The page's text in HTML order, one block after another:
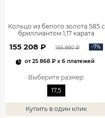
Кольцо из белого золота 585 с
бриллиантом 1,17 карата
155 208 ₽ 166 890 ₽ -7%
от25 868 ₽x 6 платежей
Выберите размер:
17,5
Купить в один клик